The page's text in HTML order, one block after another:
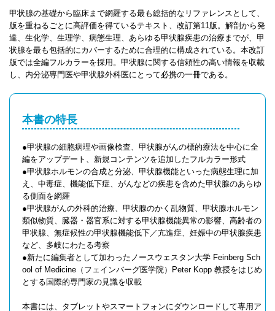
甲状腺の基礎から臨床まで網羅する最も総括的なリファレンスとして、
版を重ねるごとに高評価を得ているテキスト、改訂第11版。解剖から発
達、生化学、生理学、病態生理、あらゆる甲状腺疾患の治療までが、甲
状腺を最も包括的にカバーするために合理的に構成されている。本改訂
版では全編フルカラーを採用。甲状腺に関する信頼性の高い情報を収載
し、内分泌専門医や甲状腺外科医にとって必携の一冊である。
本書の特長
●甲状腺の細胞病理や画像検査、甲状腺がんの標的療法を中心に全
編をアップデート、新規コンテンツを追加したフルカラー形式
●甲状腺ホルモンの合成と分泌、甲状腺機能といった病態生理に加
え、中毒症、機能低下症、がんなどの疾患を含めた甲状腺のあらゆ
る側面を網羅
●甲状腺がんの外科的治療、甲状腺のかく乱物質、甲状腺ホルモン
類似物質、臓器・器官系に対する甲状腺機能異常の影響、高齢者の
甲状腺、無症候性の甲状腺機能低下／亢進症、妊娠中の甲状腺疾患
など、多岐にわたる考察
●新たに編集者として加わったノースウェスタン大学 Feinberg Sch
ool of Medicine（フェインバーグ医学院）Peter Kopp 教授をはじめ
とする国際的専門家の見識を収載
本書には、タブレットやスマートフォンにダウンロードして専用ア